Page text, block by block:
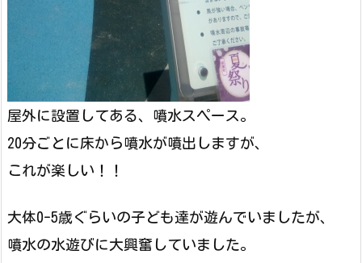
屋外に設置してある、噴水スペース。
20分ごとに床から噴水が噴出しますが、
これが楽しい！！
大体0-5歳ぐらいの子ども達が遊んでいましたが、
噴水の水遊びに大興奮していました。